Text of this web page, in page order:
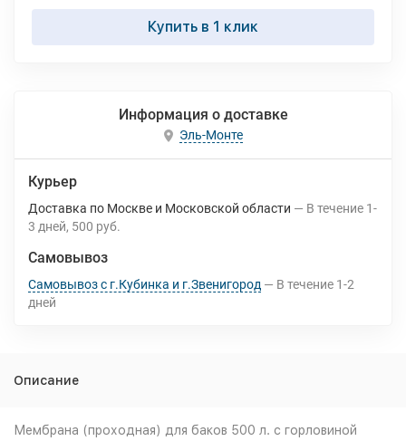
Купить в 1 клик
Информация о доставке
Эль-Монте
Курьер
Доставка по Москве и Московской области В течение 1-
3 дней 500 руб.
Самовывоз
Самовывоз с г.Кубинка и г.Звенигород В течение 1-2
дней
Описание
Мембрана (проходная) для баков 500 л. с горловиной